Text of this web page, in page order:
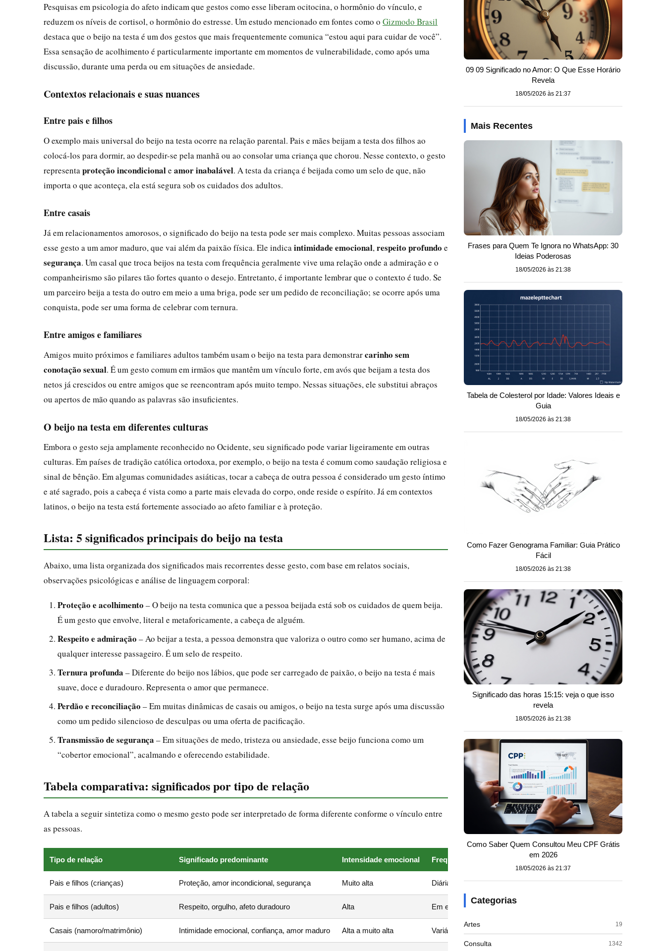
Pesquisas em psicologia do afeto indicam que gestos como esse liberam ocitocina, o hormônio do vínculo, e
reduzem os níveis de cortisol, o hormônio do estresse. Um estudo mencionado em fontes como o Gizmodo Brasil
destaca que o beijo na testa é um dos gestos que mais frequentemente comunica “estou aqui para cuidar de você”.
Essa sensação de acolhimento é particularmente importante em momentos de vulnerabilidade, como após uma
discussão, durante uma perda ou em situações de ansiedade.
Contextos relacionais e suas nuances
Entre pais e filhos
O exemplo mais universal do beijo na testa ocorre na relação parental. Pais e mães beijam a testa dos filhos ao
colocá-los para dormir, ao despedir-se pela manhã ou ao consolar uma criança que chorou. Nesse contexto, o gesto
representa proteção incondicionale amor inabalável. A testa da criança é beijada como um selo de que, não
importa o que aconteça, ela está segura sob os cuidados dos adultos.
Entre casais
Já em relacionamentos amorosos, o significado do beijo na testa pode ser mais complexo. Muitas pessoas associam
esse gesto a um amor maduro, que vai além da paixão física. Ele indica intimidade emocional, respeito profundo e
segurança. Um casal que troca beijos na testa com frequência geralmente vive uma relação onde a admiração e o
companheirismo são pilares tão fortes quanto o desejo. Entretanto, é importante lembrar que o contexto é tudo. Se
um parceiro beija a testa do outro em meio a uma briga, pode ser um pedido de reconciliação; se ocorre após uma
conquista, pode ser uma forma de celebrar com ternura.
Entre amigos e familiares
Amigos muito próximos e familiares adultos também usam o beijo na testa para demonstrarcarinho sem
conotação sexual. É um gesto comum em irmãos que mantêm um vínculo forte, em avós que beijam a testa dos
netos já crescidos ou entre amigos que se reencontram após muito tempo. Nessas situações, ele substitui abraços
ou apertos de mão quando as palavras são insuficientes.
O beijo na testa em diferentes culturas
Embora o gesto seja amplamente reconhecido no Ocidente, seu significado pode variar ligeiramente em outras
culturas. Em países de tradição católica ortodoxa, por exemplo, o beijo na testa é comum como saudação religiosa e
sinal de bênção. Em algumas comunidades asiáticas, tocar a cabeça de outra pessoa é considerado um gesto íntimo
e até sagrado, pois a cabeça é vista como a parte mais elevada do corpo, onde reside o espírito. Já em contextos
latinos, o beijo na testa está fortemente associado ao afeto familiar e à proteção.
Lista: 5 significados principais do beijo na testa
Abaixo, uma lista organizada dos significados mais recorrentes desse gesto, com base em relatos sociais,
observações psicológicas e análise de linguagem corporal:
Proteção e acolhimento – O beijo na testa comunica que a pessoa beijada está sob os cuidados de quem beija.
É um gesto que envolve, literal e metaforicamente, a cabeça de alguém.
Respeito e admiração – Ao beijar a testa, a pessoa demonstra que valoriza o outro como ser humano, acima de
qualquer interesse passageiro. É um selo de respeito.
Ternura profunda – Diferente do beijo nos lábios, que pode ser carregado de paixão, o beijo na testa é mais
suave, doce e duradouro. Representa o amor que permanece.
Perdão e reconciliação – Em muitas dinâmicas de casais ou amigos, o beijo na testa surge após uma discussão
como um pedido silencioso de desculpas ou uma oferta de pacificação.
Transmissão de segurança – Em situações de medo, tristeza ou ansiedade, esse beijo funciona como um
“cobertor emocional”, acalmando e oferecendo estabilidade.
Tabela comparativa: significados por tipo de relação
A tabela a seguir sintetiza como o mesmo gesto pode ser interpretado de forma diferente conforme o vínculo entre
as pessoas.
Tipo de relação Significado predominante Intensidade emocional Frequência comum
Pais e filhos (crianças) Proteção, amor incondicional, segurança Muito alta Diária (rotina noturna, consolo) Mãe beija a testa
Pais e filhos (adultos) Respeito, orgulho, afeto duradouro Alta Em encontros, despedidas, momentos especiais
Casais (namoro/matrimônio) Intimidade emocional, confiança, amor maduro Alta a muito alta Variável (semanal ou em momentos íntimos)
09 09 Significado no Amor: O Que Esse Horário
Revela
18/05/2026 às 21:37
Mais Recentes
Frases para Quem Te Ignora no WhatsApp: 30
Ideias Poderosas
18/05/2026 às 21:38
Tabela de Colesterol por Idade: Valores Ideais e
Guia
18/05/2026 às 21:38
Como Fazer Genograma Familiar: Guia Prático
Fácil
18/05/2026 às 21:38
Significado das horas 15:15: veja o que isso
revela
18/05/2026 às 21:38
Como Saber Quem Consultou Meu CPF Grátis
em 2026
18/05/2026 às 21:37
Categorias
Artes 19
Consulta 1342